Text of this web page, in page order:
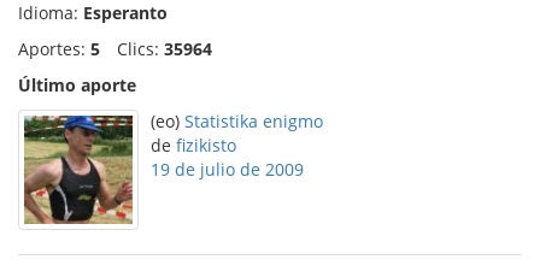
Idioma: Esperanto
Aportes: 5 Clics: 35964
Último aporte
(eo) Statistika enigmo
de fizikisto
19 de julio de 2009